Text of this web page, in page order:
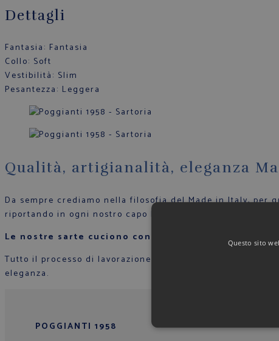
Dettagli
Fantasia: Fantasia
Collo: Soft
Vestibilità: Slim
Pesantezza: Leggera
Qualità, artigianalità, eleganza
Da sempre crediamo nella filosofia del Made in Italy,
riportando in ogni nostro capo l’attenzione per il
Le nostre sarte cuciono con mani esperte ogni
Tutto il processo di lavorazione sartoriale è
eleganza.
POGGIANTI 1958
Questo sito